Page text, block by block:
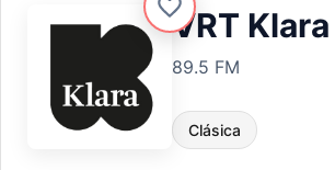
VRT Klara
89.5 FM
Clásica